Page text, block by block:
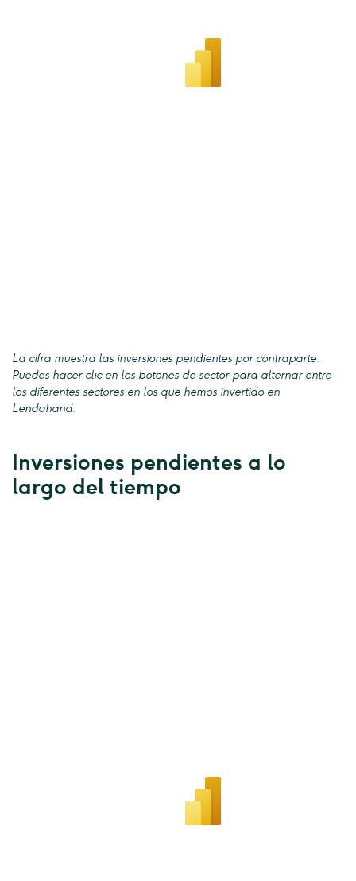
La cifra muestra las inversiones pendientes por contraparte.
Puedes hacer clic en los botones de sector para alternar entre
los diferentes sectores en los que hemos invertido en
Lendahand.
Inversiones pendientes a lo
largo del tiempo